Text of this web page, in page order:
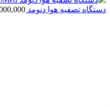
دستگاه تصفیه هوا دنومد DenoMed